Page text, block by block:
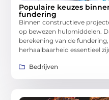
Populaire keuzes
fundering
Binnen constructieve
op bewezen hulpmiddelen.
berekening van de
herhaalbaarheid essentieel
Bedrijven